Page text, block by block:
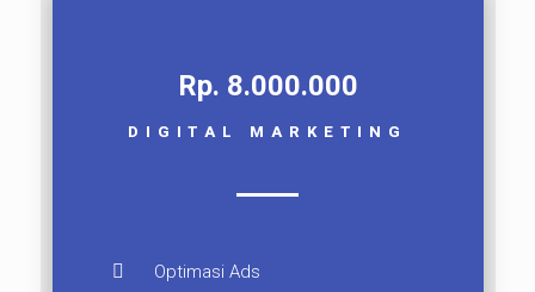
Rp. 8.000.000​
DIGITAL MARKETING
Optimasi Ads